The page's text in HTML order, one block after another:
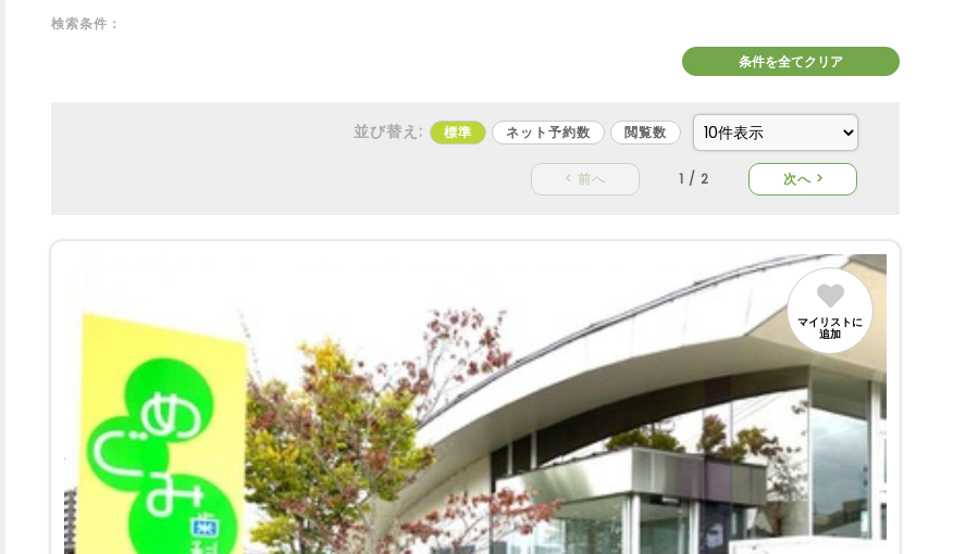
検索条件：
条件を全てクリア
並び替え: 標準 ネット予約数 閲覧数
< 前へ 1 / 2 次へ >
マイリストに
追加